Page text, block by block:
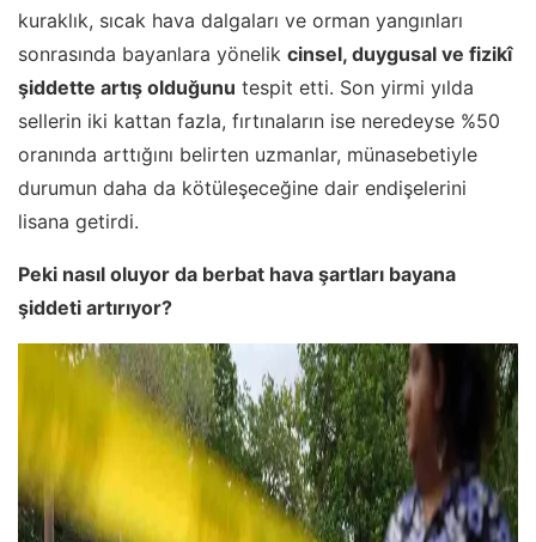
kuraklık, sıcak hava dalgaları ve orman yangınları
sonrasında bayanlara yönelik cinsel, duygusal ve fizikî
şiddette artış olduğunu tespit etti. Son yirmi yılda
sellerin iki kattan fazla, fırtınaların ise neredeyse %50
oranında arttığını belirten uzmanlar, münasebetiyle
durumun daha da kötüleşeceğine dair endişelerini
lisana getirdi.
Peki nasıl oluyor da berbat hava şartları bayana
şiddeti artırıyor?